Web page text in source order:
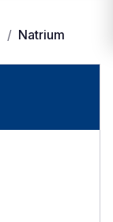
/ Natrium